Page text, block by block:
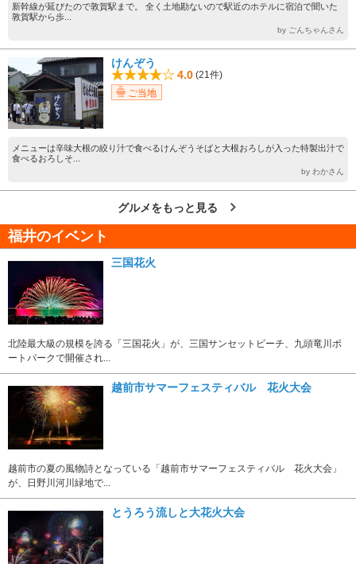
新幹線が延びたので敦賀駅まで。 全く土地勘ないので駅近のホテルに宿泊で聞いた
敦賀駅から歩...
by ごんちゃんさん
けんぞう
4.0 (21件)
ご当地
メニューは辛味大根の絞り汁で食べるけんぞうそばと大根おろしが入った特製出汁で
食べるおろしそ...
by わかさん
グルメをもっと見る
福井のイベント
三国花火
北陸最大級の規模を誇る「三国花火」が、三国サンセットビーチ、九頭竜川ボ
ートパークで開催され...
越前市サマーフェスティバル 花火大会
越前市の夏の風物詩となっている「越前市サマーフェスティバル 花火大会」
が、日野川河川緑地で...
とうろう流しと大花火大会